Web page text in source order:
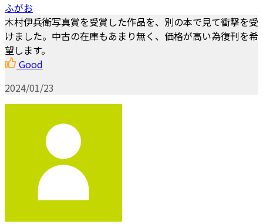
ふがお
木村伊兵衛写真賞を受賞した作品を、別の本で見て衝撃を受
けました。中古の在庫もあまり無く、価格が高い為復刊を希
望します。
Good
2024/01/23